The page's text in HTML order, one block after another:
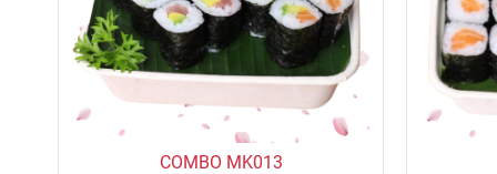
COMBO MK013